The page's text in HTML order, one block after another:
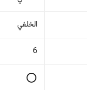
الخلفي
6